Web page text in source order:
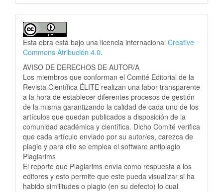
Esta obra está bajo una licencia internacional Creative
Commons Atribución 4.0.
AVISO DE DERECHOS DE AUTOR/A
Los miembros que conforman el Comité Editorial de la
Revista Científica ÉLITE realizan una labor transparente
a la hora de establecer diferentes procesos de gestión
de la misma garantizando la calidad de cada uno de los
artículos que quedan publicados a disposición de la
comunidad académica y científica. Dicho Comité verifica
que cada artículo enviado por su autor/es, carezca de
plagio y para ello se emplea el software antiplagio
Plagiarims
El reporte que Plagiarims envía como respuesta a los
editores y esto permite que este pueda visualizar si ha
habido similitudes o plagio (en su defecto) lo cual